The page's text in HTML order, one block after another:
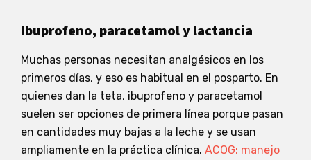
Ibuprofeno, paracetamol y lactancia
Muchas personas necesitan analgésicos en los
primeros días, y eso es habitual en el posparto. En
quienes dan la teta, ibuprofeno y paracetamol
suelen ser opciones de primera línea porque pasan
en cantidades muy bajas a la leche y se usan
ampliamente en la práctica clínica. ACOG: manejo